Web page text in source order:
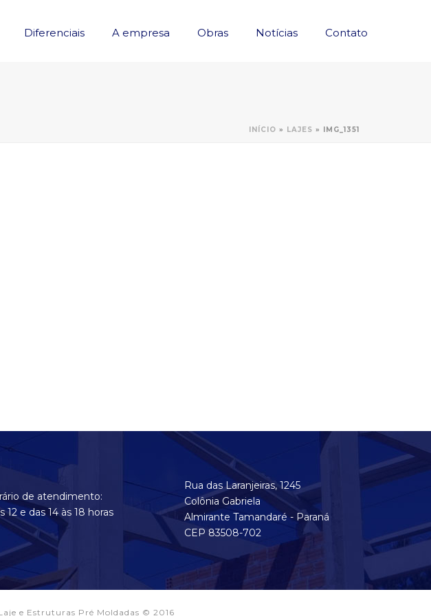
Diferenciais A empresa Obras Notícias Contato
INÍCIO » LAJES » IMG_1351
de atendimento:
12 e das 14 às 18 horas
Rua das Laranjeiras, 1245
Colônia Gabriela
Almirante Tamandaré - Paraná
CEP 83508-702
e Estruturas Pré Moldadas © 2016